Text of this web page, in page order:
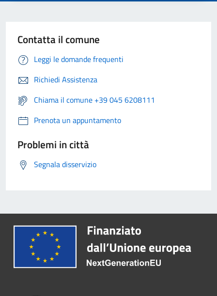
Contatta il comune
Leggi le domande frequenti
Richiedi Assistenza
Chiama il comune +39 045 6208111
Prenota un appuntamento
Problemi in città
Segnala disservizio